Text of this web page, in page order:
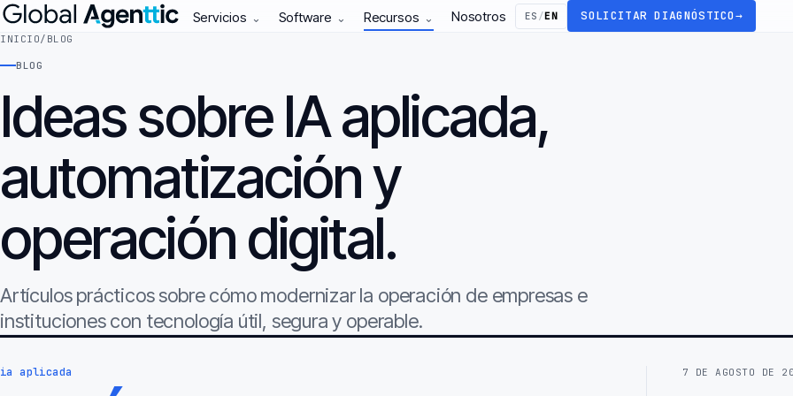
Servicios ⌄ Software ⌄ Recursos ⌄ Nosotros ES /EN SOLICITAR DIAGNÓSTICO→
INICIO/ BLOG
BLOG
Ideas sobre IA aplicada,
automatización y
operación digital.
Artículos prácticos sobre cómo modernizar la operación de empresas e
instituciones con tecnología útil, segura y operable.
ia aplicada 7 DE AGOSTO DE